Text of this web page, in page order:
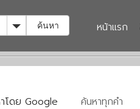
Toggle Dropdown
ค้นหา หน้าแรก
โดย Google ค้นหาทุกคำ